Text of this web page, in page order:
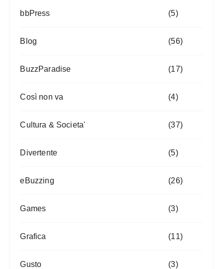
bbPress (5)
Blog (56)
BuzzParadise (17)
Così non va (4)
Cultura & Societa' (37)
Divertente (5)
eBuzzing (26)
Games (3)
Grafica (11)
Gusto (3)